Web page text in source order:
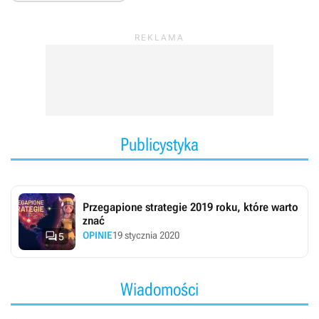
Publicystyka
5
Przegapione strategie 2019 roku, które warto
znać
OPINIE19 stycznia 2020
Wiadomości